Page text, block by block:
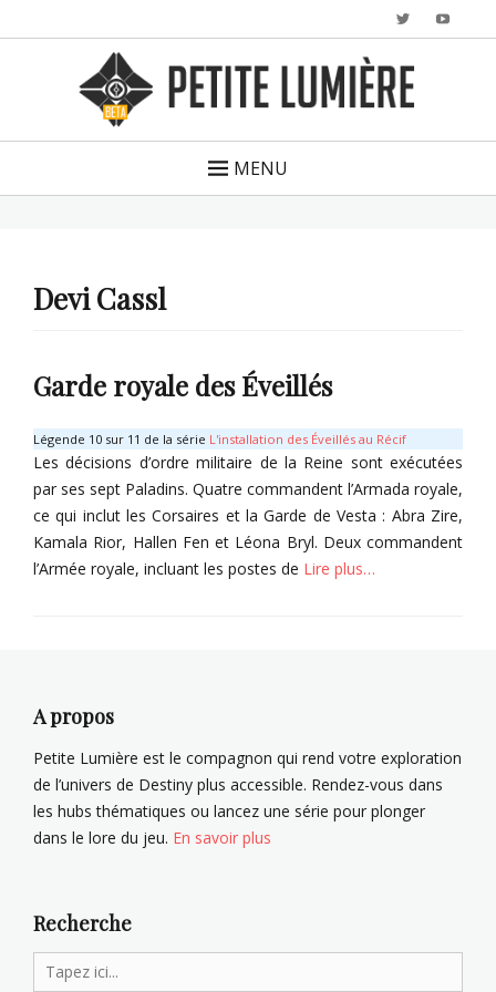
Twitter
MENU
Devi Cassl
Garde royale des Éveillés
Légende 10 sur 11 de la série L'installation des Éveillés au Récif
Les décisions d’ordre militaire de la Reine sont exécutées
par ses sept Paladins. Quatre commandent l’Armada royale,
ce qui inclut les Corsaires et la Garde de Vesta : Abra Zire,
Kamala Rior, Hallen Fen et Léona Bryl. Deux commandent
l’Armée royale, incluant les postes de Lire plus…
m
i
r
e
A
a
A propos
Petite Lumière est le compagnon qui rend votre exploration
de l’univers de Destiny plus accessible. Rendez-vous dans
les hubs thématiques ou lancez une série pour plonger
dans le lore du jeu. En savoir plus
Recherche
Search